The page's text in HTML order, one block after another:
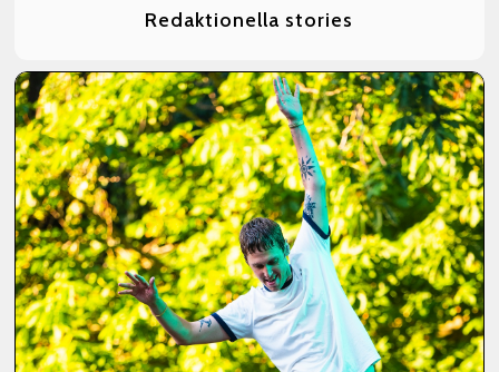
Redaktionella stories